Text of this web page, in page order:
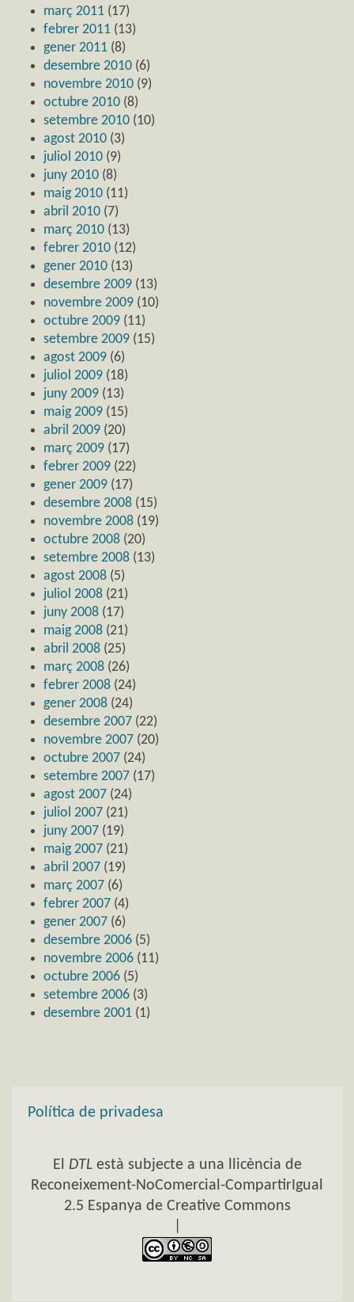
març 2011 (17)
febrer 2011 (13)
gener 2011 (8)
desembre 2010 (6)
novembre 2010 (9)
octubre 2010 (8)
setembre 2010 (10)
agost 2010 (3)
juliol 2010 (9)
juny 2010 (8)
maig 2010 (11)
abril 2010 (7)
març 2010 (13)
febrer 2010 (12)
gener 2010 (13)
desembre 2009 (13)
novembre 2009 (10)
octubre 2009 (11)
setembre 2009 (15)
agost 2009 (6)
juliol 2009 (18)
juny 2009 (13)
maig 2009 (15)
abril 2009 (20)
març 2009 (17)
febrer 2009 (22)
gener 2009 (17)
desembre 2008 (15)
novembre 2008 (19)
octubre 2008 (20)
setembre 2008 (13)
agost 2008 (5)
juliol 2008 (21)
juny 2008 (17)
maig 2008 (21)
abril 2008 (25)
març 2008 (26)
febrer 2008 (24)
gener 2008 (24)
desembre 2007 (22)
novembre 2007 (20)
octubre 2007 (24)
setembre 2007 (17)
agost 2007 (24)
juliol 2007 (21)
juny 2007 (19)
maig 2007 (21)
abril 2007 (19)
març 2007 (6)
febrer 2007 (4)
gener 2007 (6)
desembre 2006 (5)
novembre 2006 (11)
octubre 2006 (5)
setembre 2006 (3)
desembre 2001 (1)
Política de privadesa
El DTLestà subjecte a una llicència de
Reconeixement-NoComercial-CompartirIgual
2.5 Espanya de Creative Commons